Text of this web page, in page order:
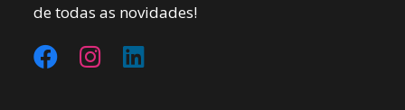
de todas as novidades!